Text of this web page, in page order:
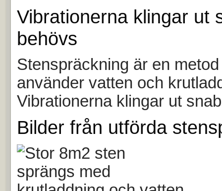
Vibrationerna klingar ut
behövs
Stenspräckning är en
använder vatten och
Vibrationerna klingar ut
Bilder från utförda